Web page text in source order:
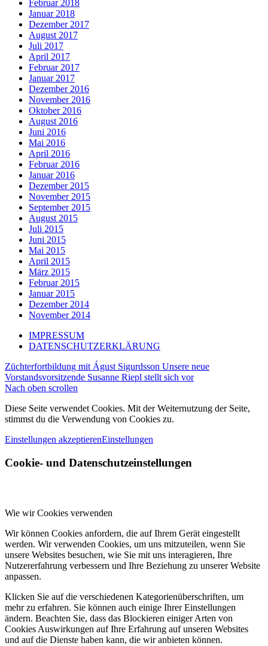
Februar 2018
Januar 2018
Dezember 2017
August 2017
Juli 2017
April 2017
Februar 2017
Januar 2017
Dezember 2016
November 2016
Oktober 2016
August 2016
Juni 2016
Mai 2016
April 2016
Februar 2016
Januar 2016
Dezember 2015
November 2015
September 2015
August 2015
Juli 2015
Juni 2015
Mai 2015
April 2015
März 2015
Februar 2015
Januar 2015
Dezember 2014
November 2014
IMPRESSUM
DATENSCHUTZERKLÄRUNG
Züchterfortbildung mit Águst Sigurdsson Unsere neue
Vorstandsvorsitzende Susanne Riepl stellt sich vor
Nach oben scrollen
Diese Seite verwendet Cookies. Mit der Weiternutzung der Seite,
stimmst du die Verwendung von Cookies zu.
Einstellungen akzeptierenEinstellungen
Cookie- und Datenschutzeinstellungen
Wie wir Cookies verwenden
Wir können Cookies anfordern, die auf Ihrem Gerät eingestellt
werden. Wir verwenden Cookies, um uns mitzuteilen, wenn Sie
unsere Websites besuchen, wie Sie mit uns interagieren, Ihre
Nutzererfahrung verbessern und Ihre Beziehung zu unserer Website
anpassen.
Klicken Sie auf die verschiedenen Kategorienüberschriften, um
mehr zu erfahren. Sie können auch einige Ihrer Einstellungen
ändern. Beachten Sie, dass das Blockieren einiger Arten von
Cookies Auswirkungen auf Ihre Erfahrung auf unseren Websites
und auf die Dienste haben kann, die wir anbieten können.